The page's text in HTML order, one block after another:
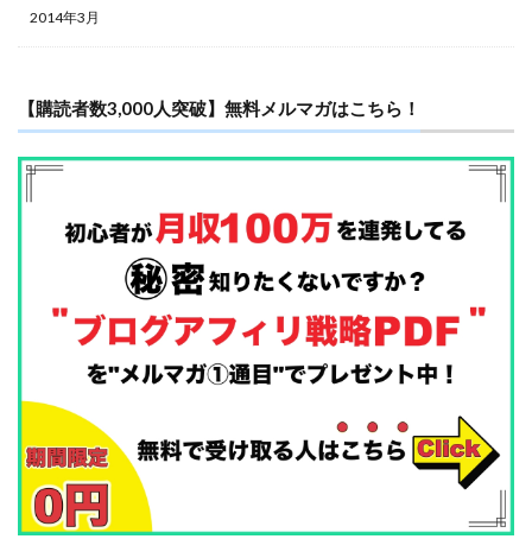
2014年3月
【購読者数3,000人突破】無料メルマガはこちら！